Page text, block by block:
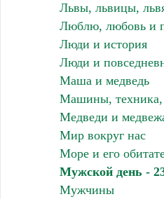
Львы, львицы,
Люблю, любовь и
Люди и история
Люди и
Маша и медведь
Машины, техника,
Медведи и
Мир вокруг нас
Море и его
Мужской день -
Мужчины